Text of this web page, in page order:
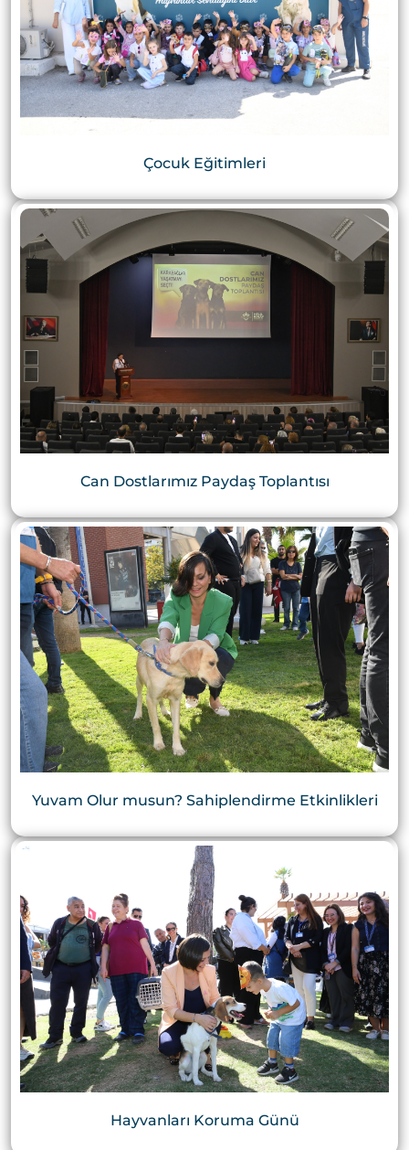
Çocuk Eğitimleri
Can Dostlarımız Paydaş Toplantısı
Yuvam Olur musun? Sahiplendirme Etkinlikleri
Hayvanları Koruma Günü